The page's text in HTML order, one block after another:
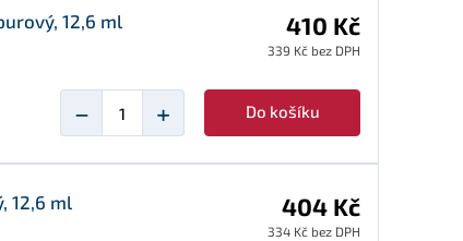
12,6 ml 410 Kč
339 Kč bez DPH
− + Do košíku
12,6 ml 404 Kč
334 Kč bez DPH